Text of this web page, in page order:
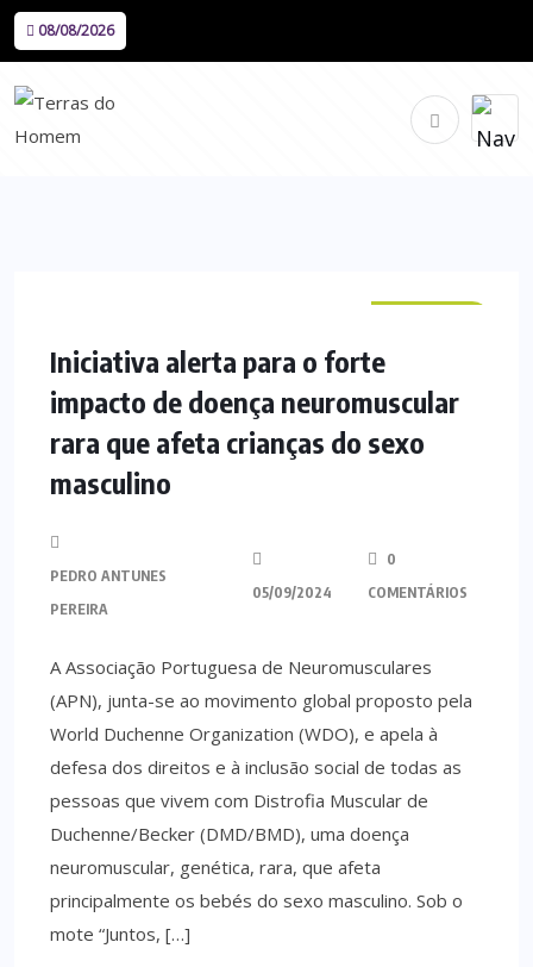
08/08/2026
Iniciativa alerta para o forte
impacto de doença neuromuscular
rara que afeta crianças do sexo
masculino
PEDRO ANTUNES
PEREIRA
05/09/2024
0
COMENTÁRIOS
A Associação Portuguesa de Neuromusculares
(APN), junta-se ao movimento global proposto pela
World Duchenne Organization (WDO), e apela à
defesa dos direitos e à inclusão social de todas as
pessoas que vivem com Distrofia Muscular de
Duchenne/Becker (DMD/BMD), uma doença
neuromuscular, genética, rara, que afeta
principalmente os bebés do sexo masculino. Sob o
mote “Juntos, […]